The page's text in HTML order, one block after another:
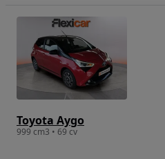
Toyota Aygo
999 cm3 • 69 cv